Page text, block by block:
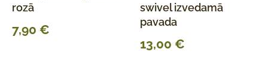
rozā
7,90 €
swivel izvedamā
pavada
13,00 €